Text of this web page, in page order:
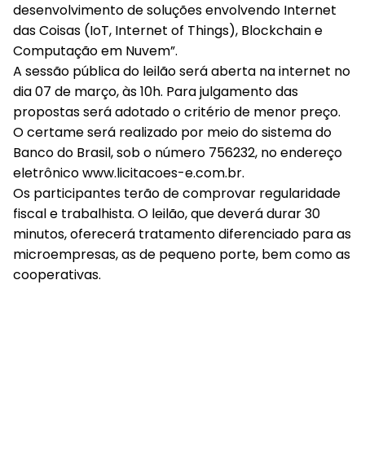
desenvolvimento de soluções envolvendo Internet
das Coisas (IoT, Internet of Things), Blockchain e
Computação em Nuvem”.
A sessão pública do leilão será aberta na internet no
dia 07 de março, às 10h. Para julgamento das
propostas será adotado o critério de menor preço.
O certame será realizado por meio do sistema do
Banco do Brasil, sob o número 756232, no endereço
eletrônico www.licitacoes-e.com.br.
Os participantes terão de comprovar regularidade
fiscal e trabalhista. O leilão, que deverá durar 30
minutos, oferecerá tratamento diferenciado para as
microempresas, as de pequeno porte, bem como as
cooperativas.